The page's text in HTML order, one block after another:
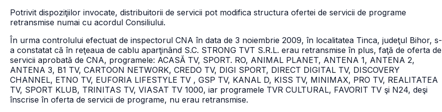
Potrivit dispoziţiilor invocate, distribuitorii de servicii pot modifica structura ofertei de servicii de programe
retransmise numai cu acordul Consiliului.
În urma controlului efectuat de inspectorul CNA în data de 3 noiembrie 2009, în localitatea Tinca, judeţul Bihor, s-
a constatat că în reţeaua de cablu aparţinând S.C. STRONG TVT S.R.L. erau retransmise în plus, faţă de oferta de
servicii aprobată de CNA, programele: ACASĂ TV, SPORT. RO, ANIMAL PLANET, ANTENA 1, ANTENA 2,
ANTENA 3, B1 TV, CARTOON NETWORK, CREDO TV, DIGI SPORT, DIRECT DIGITAL TV, DISCOVERY
CHANNEL, ETNO TV, EUFORIA LIFESTYLE TV , GSP TV, KANAL D, KISS TV, MINIMAX, PRO TV, REALITATEA
TV, SPORT KLUB, TRINITAS TV, VIASAT TV 1000, iar programele TVR CULTURAL, FAVORIT TV şi N24, deşi
înscrise în oferta de servicii de programe, nu erau retransmise.